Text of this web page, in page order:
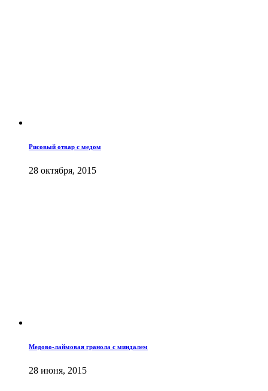
Рисовый отвар с медом
28 октября, 2015
Медово-лаймовая гранола с миндалем
28 июня, 2015